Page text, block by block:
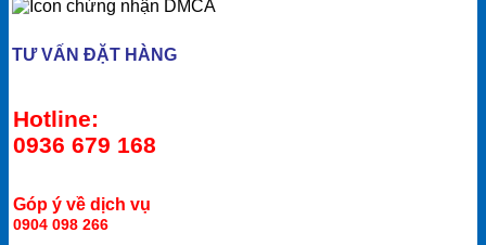
TƯ VẤN ĐẶT HÀNG
Hotline:
0936 679 168
Góp ý về dịch vụ
0904 098 266